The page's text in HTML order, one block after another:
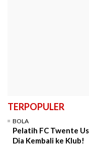
TERPOPULER
BOLA
Pelatih FC Twente
Dia Kembali ke Klub!